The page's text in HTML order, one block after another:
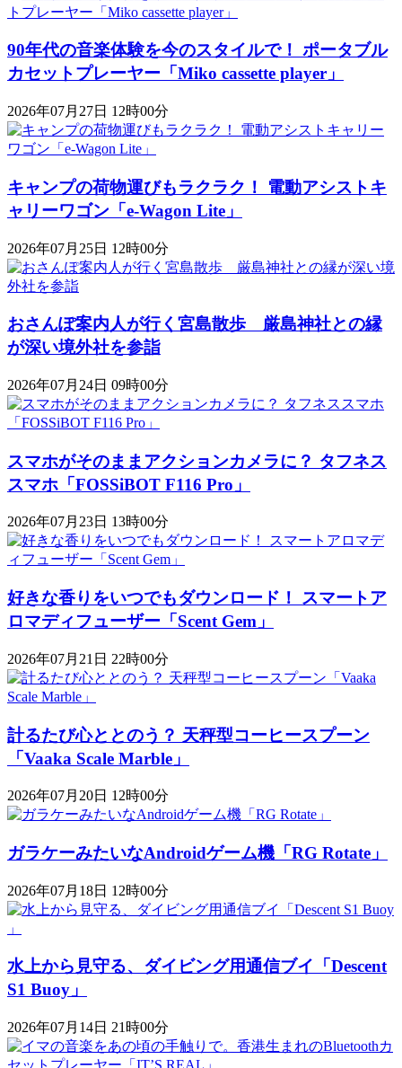
90年代の音楽体験を今のスタイルで！ ポータブル
カセットプレーヤー「Miko cassette player」
2026年07月27日 12時00分
キャンプの荷物運びもラクラク！ 電動アシストキ
ャリーワゴン「​​e-Wagon Lite」
2026年07月25日 12時00分
おさんぽ案内人が行く宮島散歩 厳島神社との縁
が深い境外社を参詣
2026年07月24日 09時00分
スマホがそのままアクションカメラに？ タフネス
スマホ「FOSSiBOT F116 Pro」
2026年07月23日 13時00分
好きな香りをいつでもダウンロード！ スマートア
ロマディフューザー「Scent Gem」
2026年07月21日 22時00分
計るたび心ととのう？ 天秤型コーヒースプーン
「Vaaka Scale Marble」
2026年07月20日 12時00分
ガラケーみたいなAndroidゲーム機「RG Rotate」
2026年07月18日 12時00分
水上から見守る、ダイビング用通信ブイ「Descent
S1 Buoy​​」
2026年07月14日 21時00分